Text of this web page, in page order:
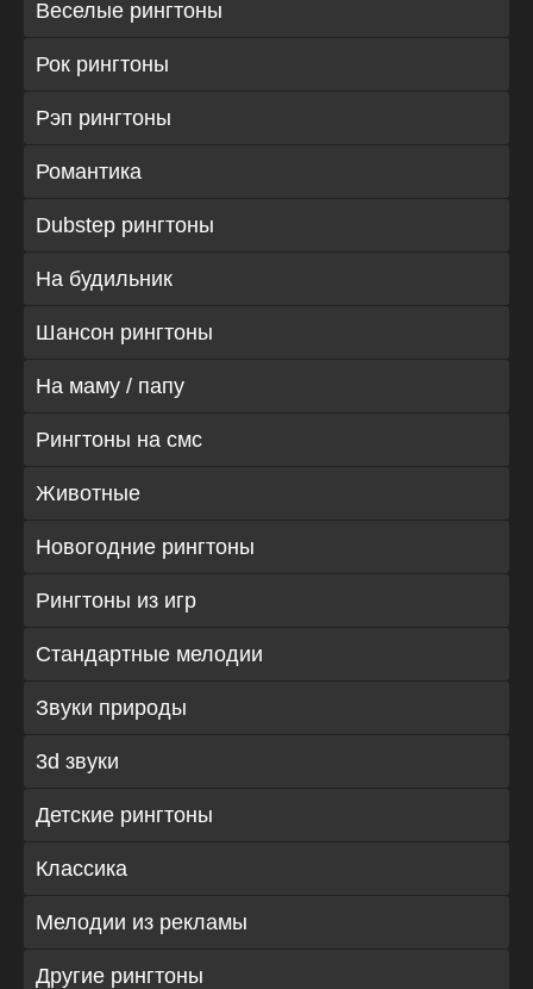
Веселые рингтоны
Рок рингтоны
Рэп рингтоны
Романтика
Dubstep рингтоны
На будильник
Шансон рингтоны
На маму / папу
Рингтоны на смс
Животные
Новогодние рингтоны
Рингтоны из игр
Стандартные мелодии
Звуки природы
3d звуки
Детские рингтоны
Классика
Мелодии из рекламы
Другие рингтоны